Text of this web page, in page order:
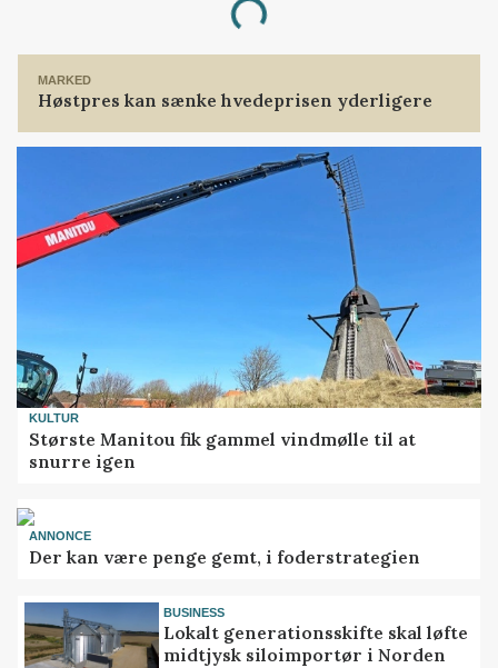
Loading...
MARKED
Høstpres kan sænke hvedeprisen yderligere
KULTUR
Største Manitou fik gammel vindmølle til at
snurre igen
ANNONCE
Der kan være penge gemt, i foderstrategien
BUSINESS
Lokalt generationsskifte skal løfte
midtjysk siloimportør i Norden